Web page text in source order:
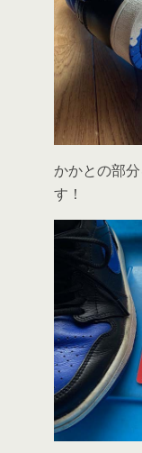
かかとの部
す！